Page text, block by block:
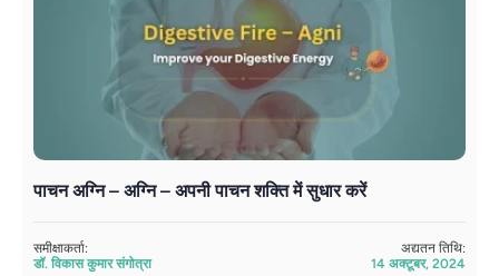
पाचन अग्नि – अग्नि – अपनी पाचन शक्ति में सुधार करें
समीक्षाकर्ता:
डॉ. विकास कुमार संगोत्रा
अद्यतन तिथि:
14 अक्टूबर, 2024